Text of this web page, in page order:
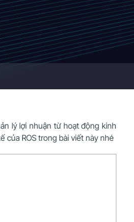
lý lợi nhuận từ hoạt động kinh
của ROS trong bài viết này nhé